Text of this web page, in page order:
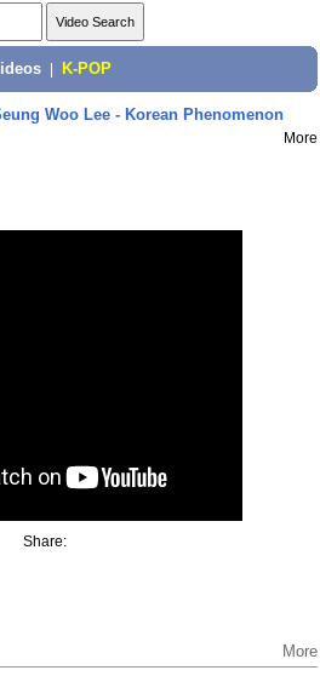
K-POP
Woo Lee - Korean Phenomenon
More
Share:
More